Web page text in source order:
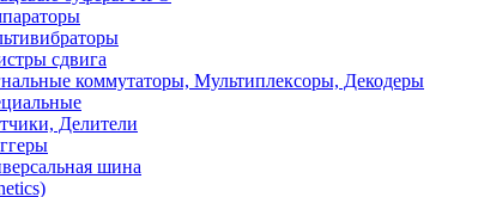
сдвига
коммутаторы, Мультиплексоры, Декодеры
Делители
шина